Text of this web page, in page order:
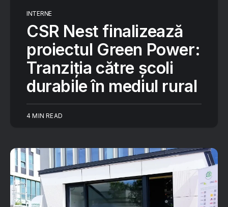
INTERNE
CSR Nest finalizează
proiectul Green Power:
Tranziția către școli
durabile în mediul rural
4 MIN READ